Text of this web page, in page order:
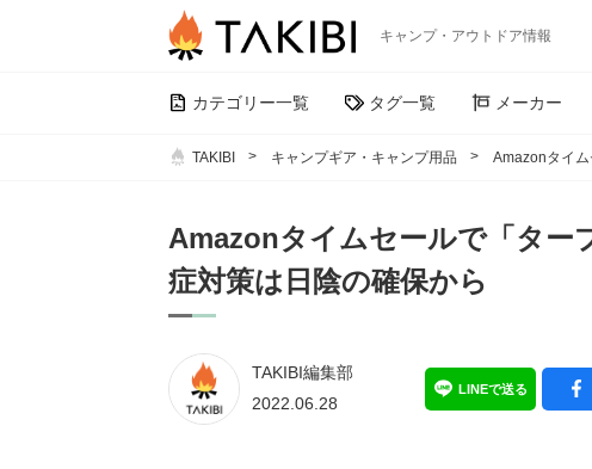
キャンプ・アウトドア情報
カテゴリー一覧 タグ一覧 メーカー
TAKIBI キャンプギア・キャンプ用品 Amazonタイ
Amazonタイムセールで「ター
症対策は日陰の確保から
TAKIBI編集部
2022.06.28
LINEで送る